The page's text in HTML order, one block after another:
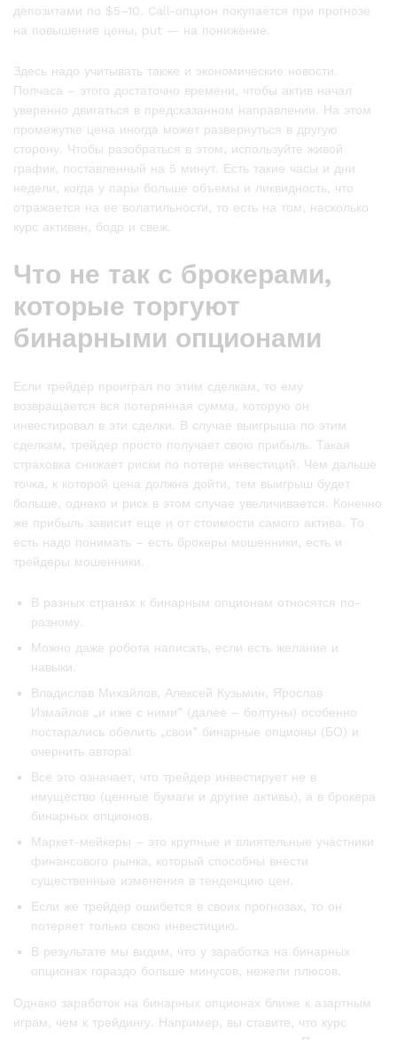
депозитами по $5–10. Call-опцион покупается при прогнозе
на повышение цены, put — на понижение.
Здесь надо учитывать также и экономические новости.
Полчаса – этого достаточно времени, чтобы актив начал
уверенно двигаться в предсказанном направлении. На этом
промежутке цена иногда может развернуться в другую
сторону. Чтобы разобраться в этом, используйте живой
график, поставленный на 5 минут. Есть такие часы и дни
недели, когда у пары больше объемы и ликвидность, что
отражается на ее волатильности, то есть на том, насколько
курс активен, бодр и свеж.
Что не так с брокерами,
которые торгуют
бинарными опционами
Если трейдер проиграл по этим сделкам, то ему
возвращается вся потерянная сумма, которую он
инвестировал в эти сделки. В случае выигрыша по этим
сделкам, трейдер просто получает свою прибыль. Такая
страховка снижает риски по потере инвестиций. Чем дальше
точка, к которой цена должна дойти, тем выигрыш будет
больше, однако и риск в этом случае увеличивается. Конечно
же прибыль зависит еще и от стоимости самого актива. То
есть надо понимать – есть брокеры мошенники, есть и
трейдеры мошенники.
В разных странах к бинарным опционам относятся по-
разному.
Можно даже робота написать, если есть желание и
навыки.
Владислав Михайлов, Алексей Кузьмин, Ярослав
Измайлов „и иже с ними” (далее – болтуны) особенно
постарались обелить „свои” бинарные опционы (БО) и
очернить автора!
Всё это означает, что трейдер инвестирует не в
имущество (ценные бумаги и другие активы), а в брокера
бинарных опционов.
Маркет-мейкеры – это крупные и влиятельные участники
финансового рынка, который способны внести
существенные изменения в тенденцию цен.
Если же трейдер ошибется в своих прогнозах, то он
потеряет только свою инвестицию.
В результате мы видим, что у заработка на бинарных
опционах гораздо больше минусов, нежели плюсов.
Однако заработок на бинарных опционах ближе к азартным
играм, чем к трейдингу. Например, вы ставите, что курс